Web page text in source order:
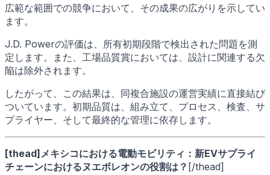
広範な範囲での競争において、その成果の広がりを示してい
ます。
J.D. Powerの評価は、所有初期段階で検出された問題を測
定します。また、工場品質賞においては、設計に関連する欠
陥は除外されます。
したがって、この結果は、同複合施設の運営実績に直接結び
ついています。初期品質は、組み立て、プロセス、検査、サ
プライヤー、そして最終的な管理に依存します。
[thead]メキシコにおける電動モビリティ：新EVサプライ
チェーンにおけるヌエボレオンの役割は？ [/thead]